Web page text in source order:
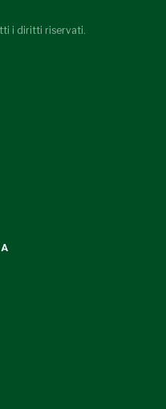
i diritti riservati.